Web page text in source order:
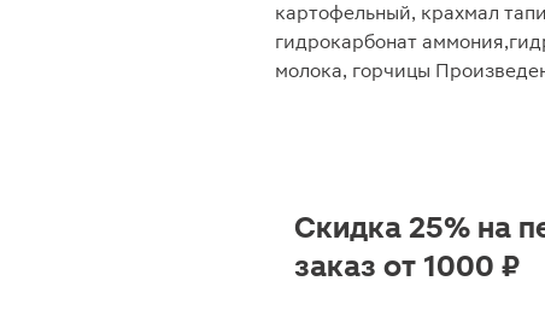
картофельный, крахмал
гидрокарбонат
молока, горчицы
Скидка 25% на
заказ от 1000 ₽